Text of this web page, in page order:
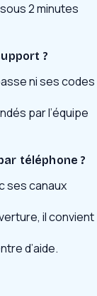
2 minutes
?
ni ses codes
par l’équipe
téléphone ?
ses canaux
il convient
d’aide.